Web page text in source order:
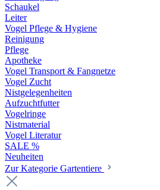
Schaukel
Leiter
Vogel Pflege & Hygiene
Reinigung
Pflege
Apotheke
Vogel Transport & Fangnetze
Vogel Zucht
Nistgelegenheiten
Aufzuchtfutter
Vogelringe
Nistmaterial
Vogel Literatur
SALE %
Neuheiten
Zur Kategorie Gartentiere